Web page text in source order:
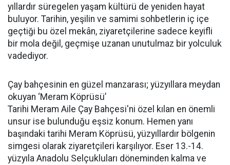
yıllardır süregelen yaşam kültürü de yeniden hayat
buluyor. Tarihin, yeşilin ve samimi sohbetlerin iç içe
geçtiği bu özel mekân, ziyaretçilerine sadece keyifli
bir mola değil, geçmişe uzanan unutulmaz bir yolculuk
vadediyor.
Çay bahçesinin en güzel manzarası; yüzyıllara meydan
okuyan ‘Meram Köprüsü’
Tarihi Meram Aile Çay Bahçesi'ni özel kılan en önemli
unsur ise bulunduğu eşsiz konum. Hemen yanı
başındaki tarihi Meram Köprüsü, yüzyıllardır bölgenin
simgesi olarak ziyaretçileri karşılıyor. Eser 13.-14.
yüzyıla Anadolu Selçukluları döneminden kalma ve